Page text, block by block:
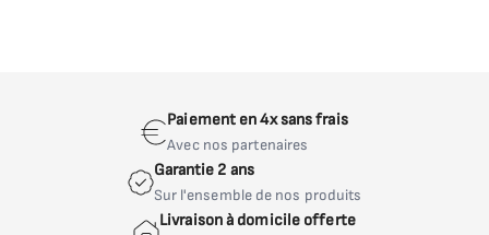
rangements sont définis selon vos contraintes
d’espace et vos besoins.
Nous vous recommandons d'effectuer le montage
Paiement en 4x sans frais
Avec nos partenaires
Garantie 2 ans
Sur l'ensemble de nos produits
Livraison à domicile offerte